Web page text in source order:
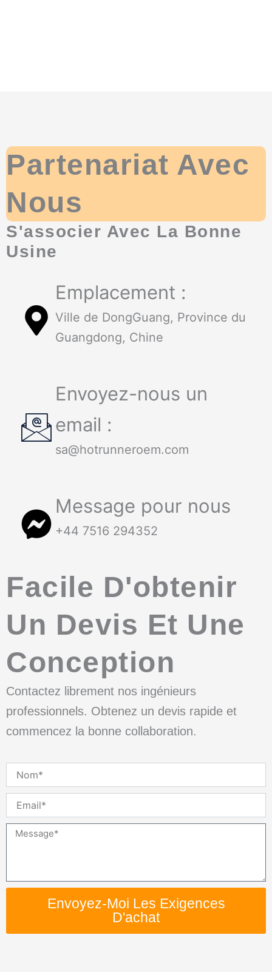
Partenariat Avec
Nous
S'associer Avec La Bonne
Usine
Emplacement :
Ville de DongGuang, Province du
Guangdong, Chine
Envoyez-nous un
email :
sa@hotrunneroem.com
Message pour nous
+44 7516 294352
Facile D'obtenir
Un Devis Et Une
Conception
Contactez librement nos ingénieurs
professionnels. Obtenez un devis rapide et
commencez la bonne collaboration.
Message
Envoyez-Moi Les Exigences
D'achat